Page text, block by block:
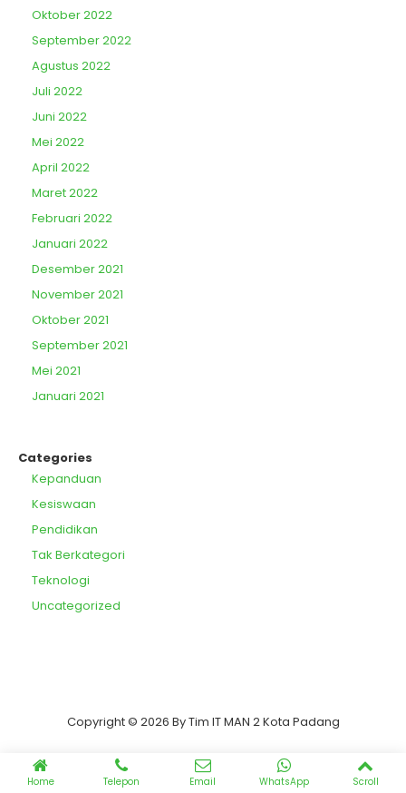
Oktober 2022
September 2022
Agustus 2022
Juli 2022
Juni 2022
Mei 2022
April 2022
Maret 2022
Februari 2022
Januari 2022
Desember 2021
November 2021
Oktober 2021
September 2021
Mei 2021
Januari 2021
Categories
Kepanduan
Kesiswaan
Pendidikan
Tak Berkategori
Teknologi
Uncategorized
Copyright © 2026 By Tim IT MAN 2 Kota Padang
Home Telepon Email WhatsApp Scroll